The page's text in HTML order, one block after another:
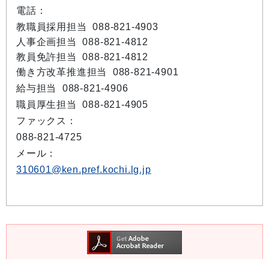
電話：
教職員採用担当 088-821-4903
人事企画担当 088-821-4812
教員免許担当 088-821-4812
働き方改革推進担当 088-821-4901
給与担当 088-821-4906
職員厚生担当 088-821-4905
ファックス：
088-821-4725
メール：
310601@ken.pref.kochi.lg.jp